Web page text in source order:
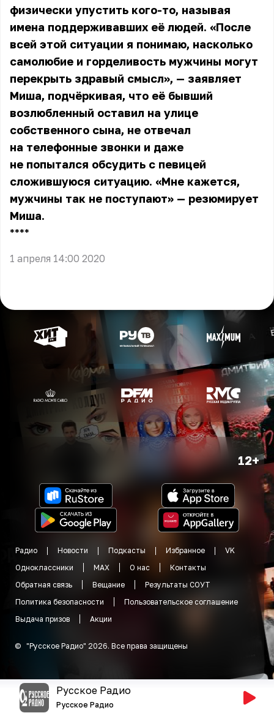
физически упустить кого-то, называя
имена поддерживавших её людей. «После
всей этой ситуации я понимаю, насколько
самолюбие и горделивость мужчины могут
перекрыть здравый смысл», — заявляет
Миша, подчёркивая, что её бывший
возлюбленный оставил на улице
собственного сына, не отвечал
на телефонные звонки и даже
не попытался обсудить с певицей
сложившуюся ситуацию. «Мне кажется,
мужчины так не поступают» — резюмирует
Миша.
** **
1 апреля 14:00 2020
12+
Радио Новости Подкасты Избранное
VK
Одноклассники
MAX О нас
Контакты
Обратная связь
Вещание
Результаты СОУТ
Политика безопасности
Пользовательское соглашение
Выдача призов
Акции
© "Русское Радио" 2026. Все права защищены
Русское Радио
Русское Радио